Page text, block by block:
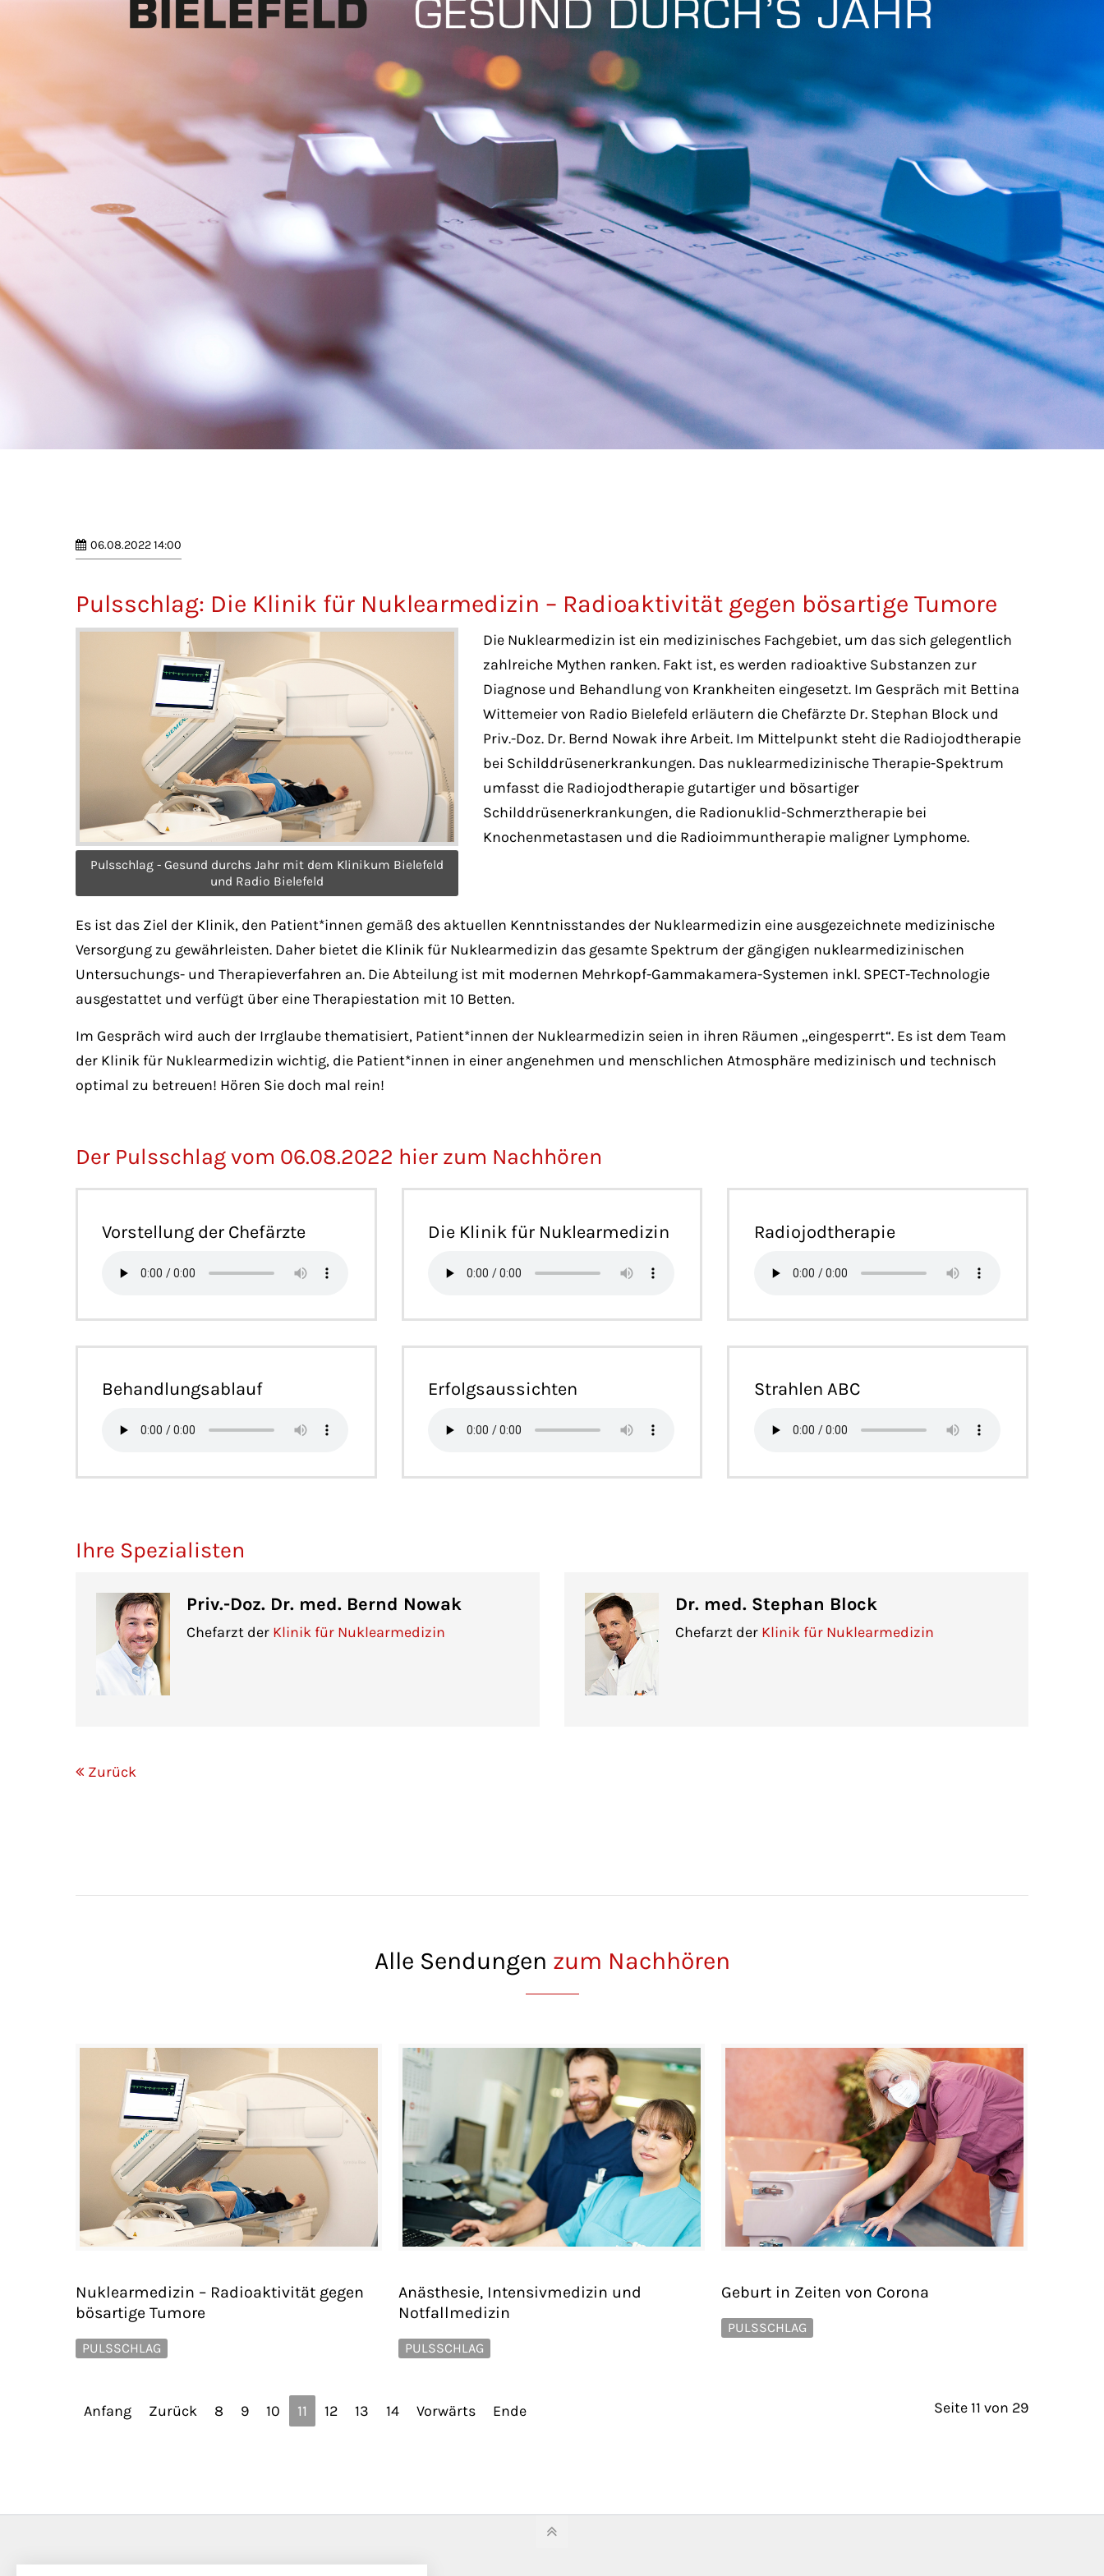
Mon - Fri 8:00am - 5:00pm
(GMT +1)
06.08.2022 14:00
Pulsschlag: Die Klinik für Nuklearmedizin – Radioaktivität gegen bösartige Tumore
Pulsschlag - Gesund durchs Jahr mit dem Klinikum Bielefeld
und Radio Bielefeld
Die Nuklearmedizin ist ein medizinisches Fachgebiet, um das sich gelegentlich
zahlreiche Mythen ranken. Fakt ist, es werden radioaktive Substanzen zur
Diagnose und Behandlung von Krankheiten eingesetzt. Im Gespräch mit Bettina
Wittemeier von Radio Bielefeld erläutern die Chefärzte Dr. Stephan Block und
Priv.-Doz. Dr. Bernd Nowak ihre Arbeit. Im Mittelpunkt steht die Radiojodtherapie
bei Schilddrüsenerkrankungen. Das nuklearmedizinische Therapie-Spektrum
umfasst die Radiojodtherapie gutartiger und bösartiger
Schilddrüsenerkrankungen, die Radionuklid-Schmerztherapie bei
Knochenmetastasen und die Radioimmuntherapie maligner Lymphome.
Es ist das Ziel der Klinik, den Patient*innen gemäß des aktuellen Kenntnisstandes der Nuklearmedizin eine ausgezeichnete medizinische
Versorgung zu gewährleisten. Daher bietet die Klinik für Nuklearmedizin das gesamte Spektrum der gängigen nuklearmedizinischen
Untersuchungs- und Therapieverfahren an. Die Abteilung ist mit modernen Mehrkopf-Gammakamera-Systemen inkl. SPECT-Technologie
ausgestattet und verfügt über eine Therapiestation mit 10 Betten.
Im Gespräch wird auch der Irrglaube thematisiert, Patient*innen der Nuklearmedizin seien in ihren Räumen „eingesperrt“. Es ist dem Team
der Klinik für Nuklearmedizin wichtig, die Patient*innen in einer angenehmen und menschlichen Atmosphäre medizinisch und technisch
optimal zu betreuen! Hören Sie doch mal rein!
Der Pulsschlag vom 06.08.2022 hier zum Nachhören
Vorstellung der Chefärzte Die Klinik für Nuklearmedizin Radiojodtherapie
Behandlungsablauf Erfolgsaussichten Strahlen ABC
Ihre Spezialisten
Priv.-Doz. Dr. med. Bernd Nowak
Chefarzt der Klinik für Nuklearmedizin
Dr. med. Stephan Block
Chefarzt der Klinik für Nuklearmedizin
Zurück
Alle Sendungen zum Nachhören
Nuklearmedizin – Radioaktivität gegen
bösartige Tumore
PULSSCHLAG
Anästhesie, Intensivmedizin und
Notfallmedizin
PULSSCHLAG
Geburt in Zeiten von Corona
PULSSCHLAG
Seite 11 von 29
Anfang Zurück 8 9 10 11 12 13 14 Vorwärts Ende